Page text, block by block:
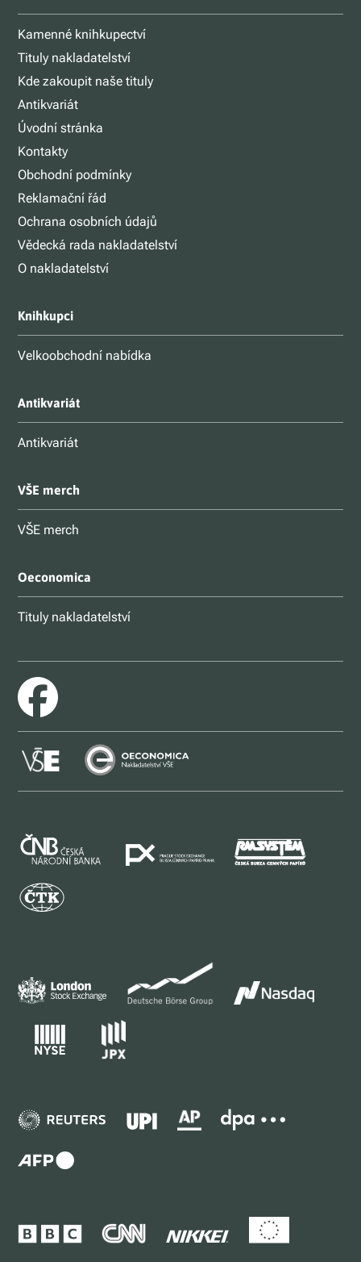
Kamenné knihkupectví
Tituly nakladatelství
Kde zakoupit naše tituly
Antikvariát
Úvodní stránka
Kontakty
Obchodní podmínky
Reklamační řád
Ochrana osobních údajů
Vědecká rada nakladatelství
O nakladatelství
Knihkupci
Velkoobchodní nabídka
Antikvariát
Antikvariát
VŠE merch
VŠE merch
Oeconomica
Tituly nakladatelství